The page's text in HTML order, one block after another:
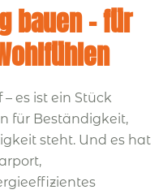
bauen – für
es ist ein Stück
für Beständigkeit,
steht. Und es hat